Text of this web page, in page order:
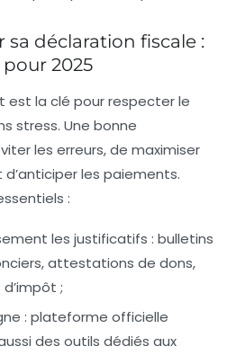
déclaration fiscale :
2025
est la clé pour respecter le
stress. Une bonne
les erreurs, de maximiser
les paiements.
:
les justificatifs : bulletins
attestations de dons,
;
: plateforme officielle
des outils dédiés aux